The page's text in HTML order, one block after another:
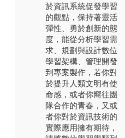
於資訊系統促發學習
的觀點，保持著靈活
彈性、勇於創新的態
度，能從分析學習需
求、規劃與設計數位
學習架構、管理開發
到專案製作，若你對
於提升人類文明有使
命感，或者你嚮往團
隊合作的青春，又或
者你對於資訊技術的
實際應用擁有期待，